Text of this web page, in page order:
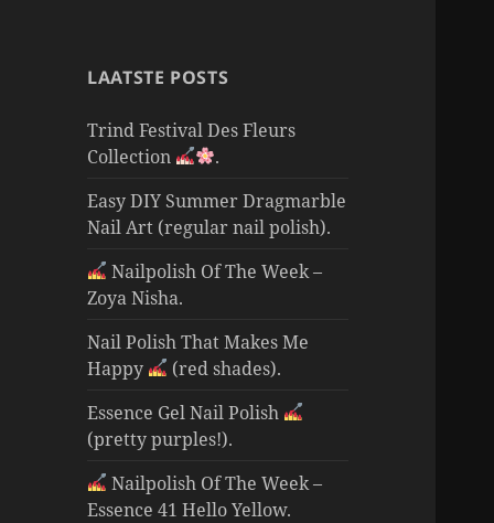
LAATSTE POSTS
Trind Festival Des Fleurs
Collection
.
Easy DIY Summer Dragmarble
Nail Art (regular nail polish).
Nailpolish Of The Week –
Zoya Nisha.
Nail Polish That Makes Me
Happy
(red shades).
Essence Gel Nail Polish
(pretty purples!).
Nailpolish Of The Week –
Essence 41 Hello Yellow.